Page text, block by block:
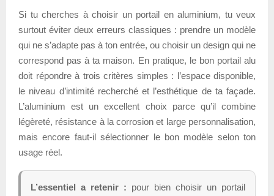
Si tu cherches à choisir un portail en aluminium, tu veux
surtout éviter deux erreurs classiques : prendre un modèle
qui ne s’adapte pas à ton entrée, ou choisir un design qui ne
correspond pas à ta maison. En pratique, le bon portail alu
doit répondre à trois critères simples : l’espace disponible,
le niveau d’intimité recherché et l’esthétique de ta façade.
L’aluminium est un excellent choix parce qu’il combine
légèreté, résistance à la corrosion et large personnalisation,
mais encore faut-il sélectionner le bon modèle selon ton
usage réel.
L’essentiel a retenir : pour bien choisir un portail